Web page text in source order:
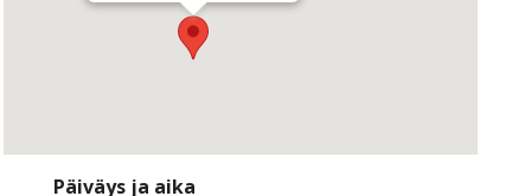
Päiväys ja aika